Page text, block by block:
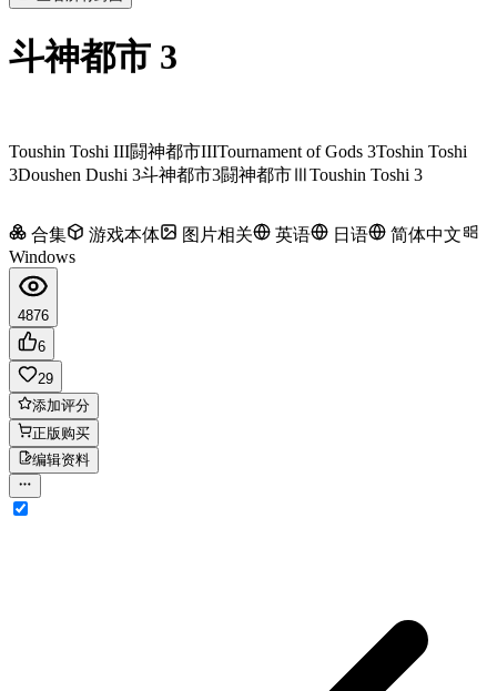
斗神都市 3
Toushin Toshi III闘神都市IIITournament of Gods 3Toshin Toshi
3Doushen Dushi 3斗神都市3闘神都市ⅢToushin Toshi 3
合集 游戏本体 图片相关 英语 日语
简体中文
Windows
4876
6
29
添加评分
正版购买
编辑资料